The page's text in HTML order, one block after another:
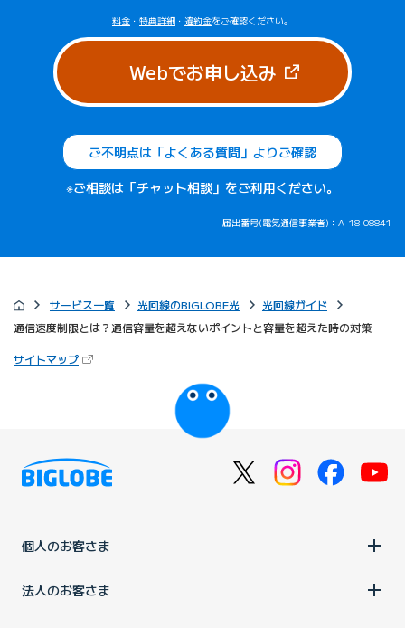
料金 ・ 特典詳細 ・ 違約金をご確認ください。
Webでお申し込み（新しいタブ
ご不明点は「よくある質問」よりご確認
※ご相談は「チャット相談」をご利用ください。
届出番号(電気通信事業者)：A-18-08841
サービス一覧 光回線のBIGLOBE光
光回線ガイド
通信速度制限とは？通信容量を超えないポイントと容量を超えた時の対策
サイトマップ（新しいタブで開きます）
びっぷるのページ
個人のお客さま
法人のお客さま